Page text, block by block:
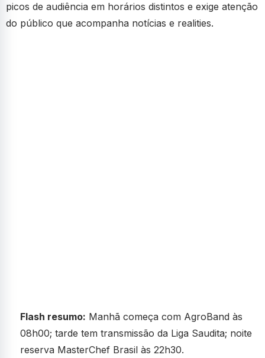
picos de audiência em horários distintos e exige atenção
do público que acompanha notícias e realities.
Flash resumo: Manhã começa com AgroBand às
08h00; tarde tem transmissão da Liga Saudita; noite
reserva MasterChef Brasil às 22h30.